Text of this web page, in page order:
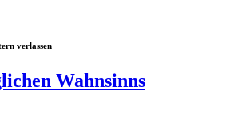
verlassen
Wahnsinns